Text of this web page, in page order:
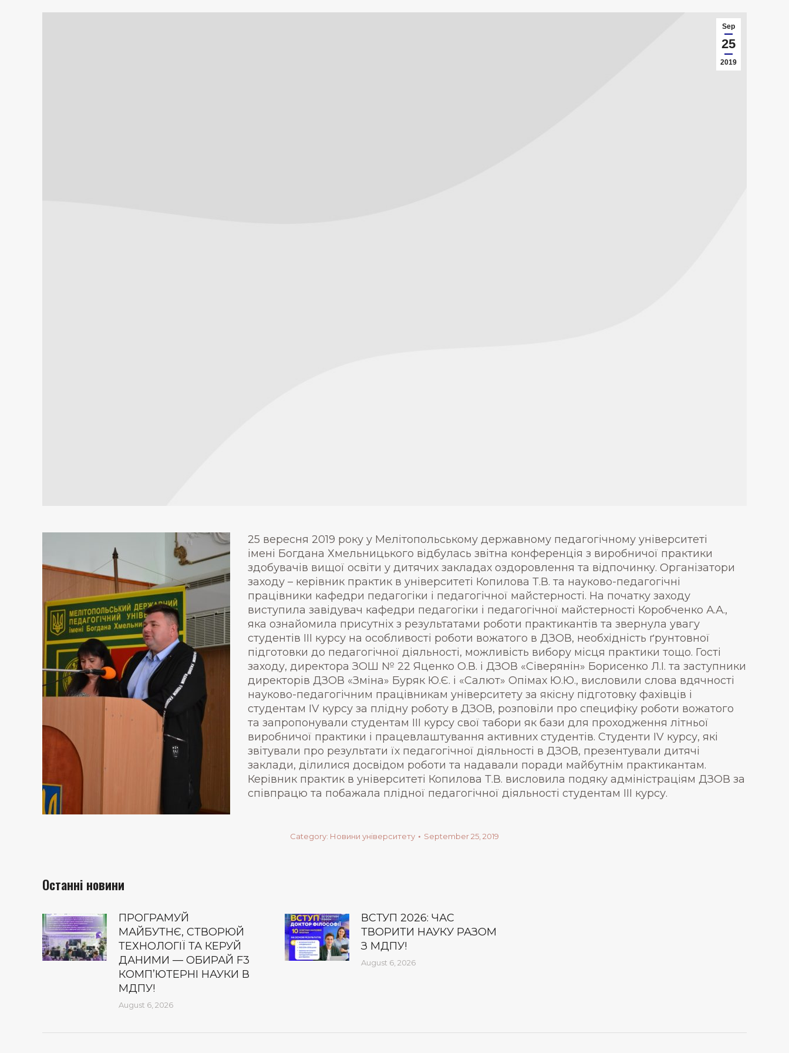
Sep
25
2019
25 вересня 2019 року у Мелітопольському державному педагогічному університеті
імені Богдана Хмельницького відбулась звітна конференція з виробничої практики
здобувачів вищої освіти у дитячих закладах оздоровлення та відпочинку. Організатори
заходу – керівник практик в університеті Копилова Т.В. та науково-педагогічні
працівники кафедри педагогіки і педагогічної майстерності. На початку заходу
виступила завідувач кафедри педагогіки і педагогічної майстерності Коробченко А.А.,
яка ознайомила присутніх з результатами роботи практикантів та звернула увагу
студентів ІІІ курсу на особливості роботи вожатого в ДЗОВ, необхідність ґрунтовної
підготовки до педагогічної діяльності, можливість вибору місця практики тощо. Гості
заходу, директора ЗОШ № 22 Яценко О.В. і ДЗОВ «Сіверянін» Борисенко Л.І. та заступники
директорів ДЗОВ «Зміна» Буряк Ю.Є. і «Салют» Опімах Ю.Ю., висловили слова вдячності
науково-педагогічним працівникам університету за якісну підготовку фахівців і
студентам IV курсу за плідну роботу в ДЗОВ, розповіли про специфіку роботи вожатого
та запропонували студентам ІІІ курсу свої табори як бази для проходження літньої
виробничої практики і працевлаштування активних студентів. Студенти IV курсу, які
звітували про результати їх педагогічної діяльності в ДЗОВ, презентували дитячі
заклади, ділилися досвідом роботи та надавали поради майбутнім практикантам.
Керівник практик в університеті Копилова Т.В. висловила подяку адміністраціям ДЗОВ за
співпрацю та побажала плідної педагогічної діяльності студентам ІІІ курсу.
Category: Новини університету September 25, 2019
Останні новини
ПРОГРАМУЙ
МАЙБУТНЄ, СТВОРЮЙ
ТЕХНОЛОГІЇ ТА КЕРУЙ
ДАНИМИ — ОБИРАЙ F3
КОМП’ЮТЕРНІ НАУКИ В
МДПУ!
August 6, 2026
ВСТУП 2026: ЧАС
ТВОРИТИ НАУКУ РАЗОМ
З МДПУ!
August 6, 2026